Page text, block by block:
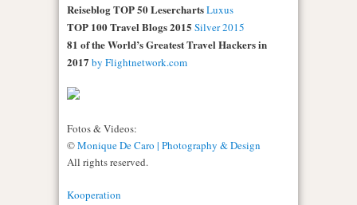
Reiseblog TOP 50 LeserchartsLuxus
TOP 100 Travel Blogs 2015 Silver 2015
81 of the World’s Greatest Travel Hackers in
2017 by Flightnetwork.com
Fotos & Videos:
©Monique De Caro | Photography & Design
All rights reserved.
Kooperation